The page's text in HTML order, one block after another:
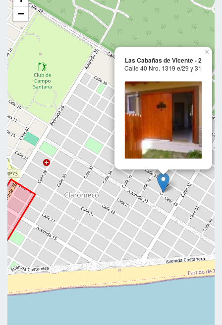
Las Cabañas de Vicente - 2
Calle 40 Nro. 1319 e/29 y 31
×
−